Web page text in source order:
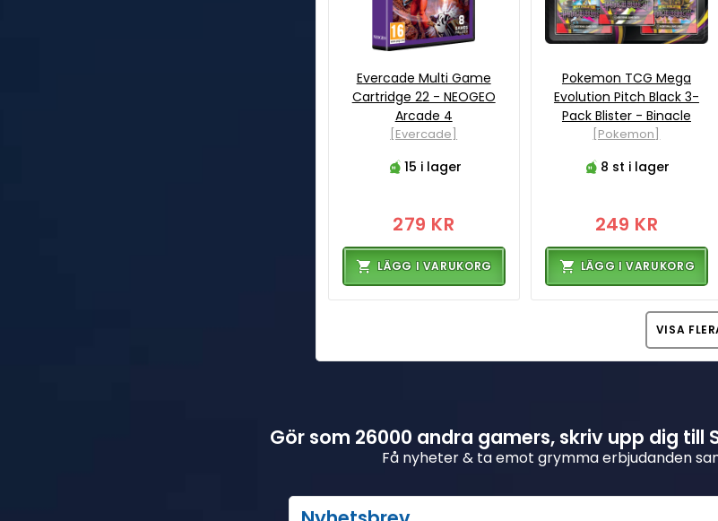
Evercade Multi Game
Cartridge 22 - NEOGEO
Arcade 4
[Evercade]
15 i lager
279 KR
LÄGG I VARUKORG
Pokemon TCG Mega
Evolution Pitch Black 3-
Pack Blister - Binacle
[Pokemon]
8 st i lager
249 KR
LÄGG I VARUKORG
VISA
Gör som 26000 andra gamers, skriv upp dig till
Få nyheter & ta emot grymma erbjudanden